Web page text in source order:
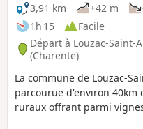
3,91 km
+42 m
1h 15
Facile
Départ à Louzac-Saint-
(Charente)
La commune de Louzac-
parcourue d'environ 40km
ruraux offrant parmi